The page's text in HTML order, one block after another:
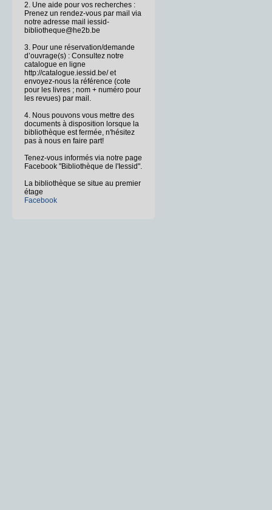
2. Une aide pour vos recherches :
Prenez un rendez-vous par mail via
notre adresse mail iessid-
bibliotheque@he2b.be
3. Pour une réservation/demande
d’ouvrage(s) : Consultez notre
catalogue en ligne
http://catalogue.iessid.be/ et
envoyez-nous la référence (cote
pour les livres ; nom + numéro pour
les revues) par mail.
4. Nous pouvons vous mettre des
documents à disposition lorsque la
bibliothèque est fermée, n'hésitez
pas à nous en faire part!
Tenez-vous informés via notre page
Facebook "Bibliothèque de l'Iessid".
La bibliothèque se situe au premier
étage
Facebook